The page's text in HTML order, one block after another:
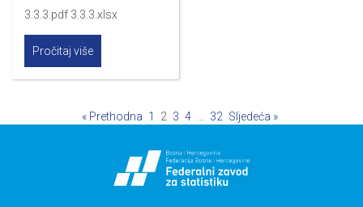
3.3.3.pdf 3.3.3.xlsx
Pročitaj više
« Prethodna 1 2 3 4 32 Sljedeća »